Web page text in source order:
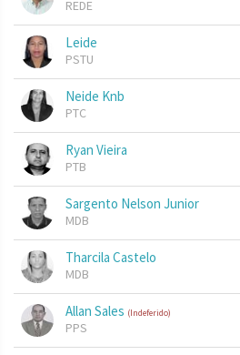
REDE
Leide
PSTU
Neide Knb
PTC
Ryan Vieira
PTB
Sargento Nelson Junior
MDB
Tharcila Castelo
MDB
Allan Sales (Indeferido)
PPS